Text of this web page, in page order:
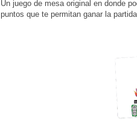
Un juego de mesa original en donde
puntos que te permitan ganar la partida.